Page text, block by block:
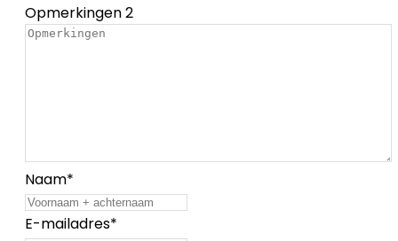
Opmerkingen 2
Naam*
E-mailadres*